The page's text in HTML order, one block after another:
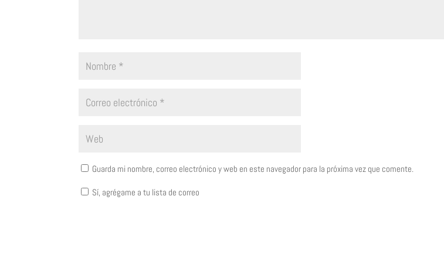
Guarda mi nombre, correo electrónico y web en este navegador para la próxima vez que comente.
Sí, agrégame a tu lista de correo